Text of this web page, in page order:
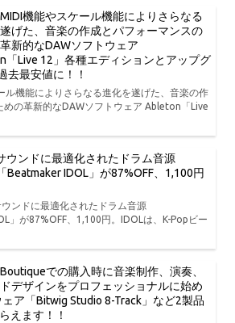
機能やスケール機能によりさらなる
げた、音楽の作成とパフォーマンスの
新的なDAWソフトウェア
「Live 12」各種エディションとアップグ
去最安値に！！
ル機能によりさらなる進化を遂げた、音楽の作
めの革新的なDAWソフトウェア Ableton「Live
ウンドに最適化されたドラム音源
Beatmaker IDOL」が87%OFF、1,100円
ウンドに最適化されたドラム音源
」が87%OFF、1,100円。IDOLは、K-Popビー
での購入時に音楽制作、演奏、
デザインをプロフェッショナルに始め
ア「Bitwig Studio 8-Track」など2製品
えます！！